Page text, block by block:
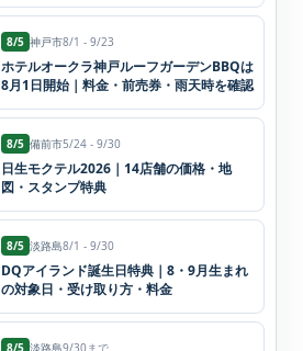
8/5 神戸市8/1 - 9/23
ホテルオークラ神戸ルーフガーデンBBQは
8月1日開始｜料金・前売券・雨天時を確認
8/5 備前市5/24 - 9/30
日生モクテル2026｜14店舗の価格・地
図・スタンプ特典
8/5 淡路島8/1 - 9/30
DQアイランド誕生日特典｜8・9月生まれ
の対象日・受け取り方・料金
8/5 淡路島9/30まで